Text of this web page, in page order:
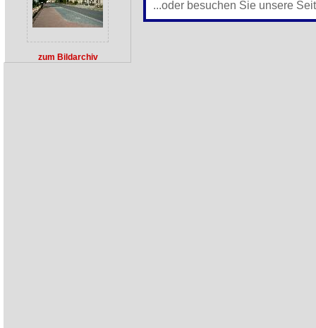
zum Bildarchiv
...oder besuchen Sie unsere